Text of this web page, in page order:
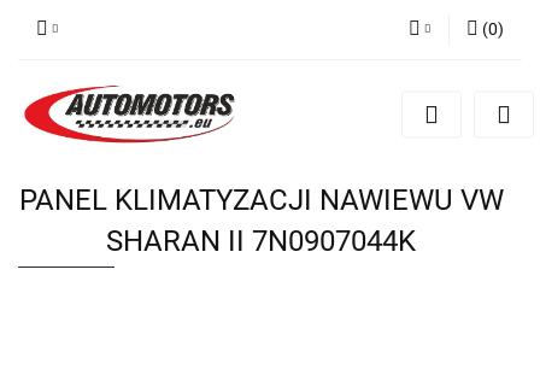
Zarejestruj się
(0)
PANEL KLIMATYZACJI NAWIEWU VW
SHARAN II 7N0907044K